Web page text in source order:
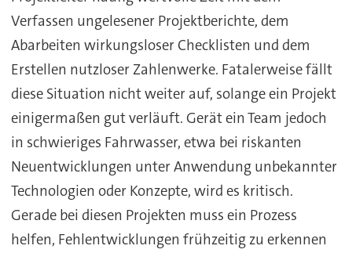
Verfassen ungelesener Projektberichte, dem
Abarbeiten wirkungsloser Checklisten und dem
Erstellen nutzloser Zahlenwerke. Fatalerweise fällt
diese Situation nicht weiter auf, solange ein Projekt
einigermaßen gut verläuft. Gerät ein Team jedoch
in schwieriges Fahrwasser, etwa bei riskanten
Neuentwicklungen unter Anwendung unbekannter
Technologien oder Konzepte, wird es kritisch.
Gerade bei diesen Projekten muss ein Prozess
helfen, Fehlentwicklungen frühzeitig zu erkennen